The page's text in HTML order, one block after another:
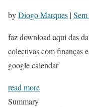
byDiogo Marques |
faz download aqui das
colectivas com finanças
google calendar
read more
Summary